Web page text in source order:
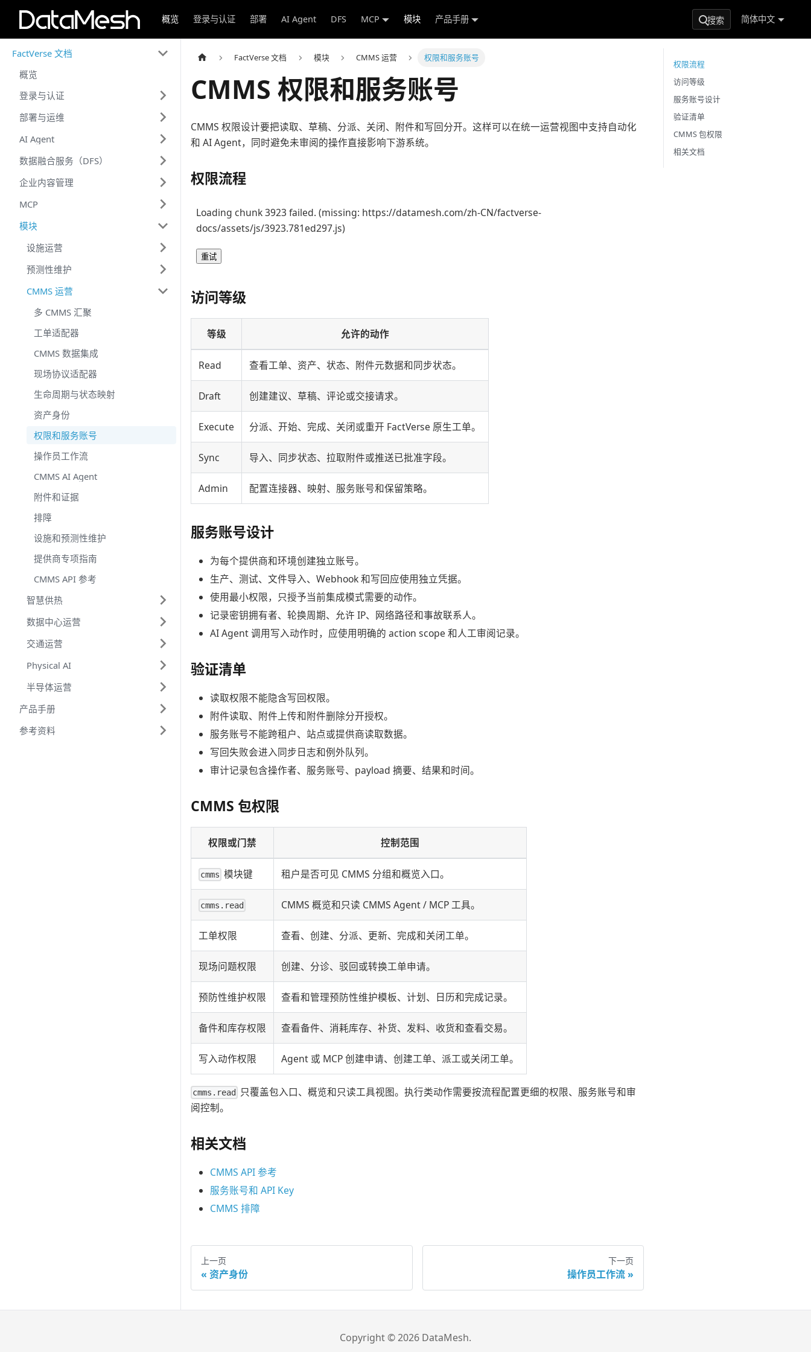
概览 登录与认证 部署 AI Agent DFS MCP 模块 产品手册 搜索 简体中文
FactVerse 文档
概览
登录与认证
部署与运维
AI Agent
数据融合服务（DFS）
企业内容管理
MCP
模块
设施运营
预测性维护
CMMS 运营
多 CMMS 汇聚
工单适配器
CMMS 数据集成
现场协议适配器
生命周期与状态映射
资产身份
权限和服务账号
操作员工作流
CMMS AI Agent
附件和证据
排障
设施和预测性维护
提供商专项指南
CMMS API 参考
智慧供热
数据中心运营
交通运营
Physical AI
半导体运营
产品手册
参考资料
FactVerse 文档 模块 CMMS 运营 权限和服务账号
CMMS 权限和服务账号
CMMS 权限设计要把读取、草稿、分派、关闭、附件和写回分开。这样可以在统一运营视图中支持自动化
和 AI Agent，同时避免未审阅的操作直接影响下游系统。
权限流程
Loading chunk 3923 failed. (missing: https://datamesh.com/zh-CN/factverse-
docs/assets/js/3923.781ed297.js)
重试
访问等级
等级 允许的动作
Read 查看工单、资产、状态、附件元数据和同步状态。
Draft 创建建议、草稿、评论或交接请求。
Execute 分派、开始、完成、关闭或重开 FactVerse 原生工单。
Sync 导入、同步状态、拉取附件或推送已批准字段。
Admin 配置连接器、映射、服务账号和保留策略。
服务账号设计
为每个提供商和环境创建独立账号。
生产、测试、文件导入、Webhook 和写回应使用独立凭据。
使用最小权限，只授予当前集成模式需要的动作。
记录密钥拥有者、轮换周期、允许 IP、网络路径和事故联系人。
AI Agent 调用写入动作时，应使用明确的 action scope 和人工审阅记录。
验证清单
读取权限不能隐含写回权限。
附件读取、附件上传和附件删除分开授权。
服务账号不能跨租户、站点或提供商读取数据。
写回失败会进入同步日志和例外队列。
审计记录包含操作者、服务账号、payload 摘要、结果和时间。
CMMS 包权限
权限或门禁 控制范围
cmms 模块键 租户是否可见 CMMS 分组和概览入口。
cmms.read CMMS 概览和只读 CMMS Agent / MCP 工具。
工单权限 查看、创建、分派、更新、完成和关闭工单。
现场问题权限 创建、分诊、驳回或转换工单申请。
预防性维护权限 查看和管理预防性维护模板、计划、日历和完成记录。
备件和库存权限 查看备件、消耗库存、补货、发料、收货和查看交易。
写入动作权限 Agent 或 MCP 创建申请、创建工单、派工或关闭工单。
cmms.read
只覆盖包入口、概览和只读工具视图。执行类动作需要按流程配置更细的权限、服务账号和审
阅控制。
相关文档
CMMS API 参考
服务账号和 API Key
CMMS 排障
上一页
资产身份
下一页
操作员工作流
权限流程
访问等级
服务账号设计
验证清单
CMMS 包权限
相关文档
Copyright © 2026 DataMesh.